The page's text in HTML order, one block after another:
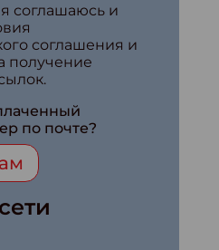
соглашаюсь и
соглашения и
получение
по почте?